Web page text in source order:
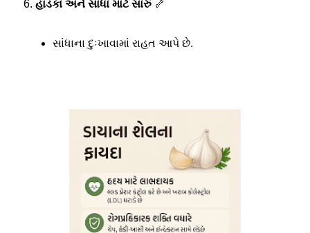
હાડકાં અને સાંધા માટે સારું 🦴
સાંધાના દુઃખાવામાં રાહત આપે છે.